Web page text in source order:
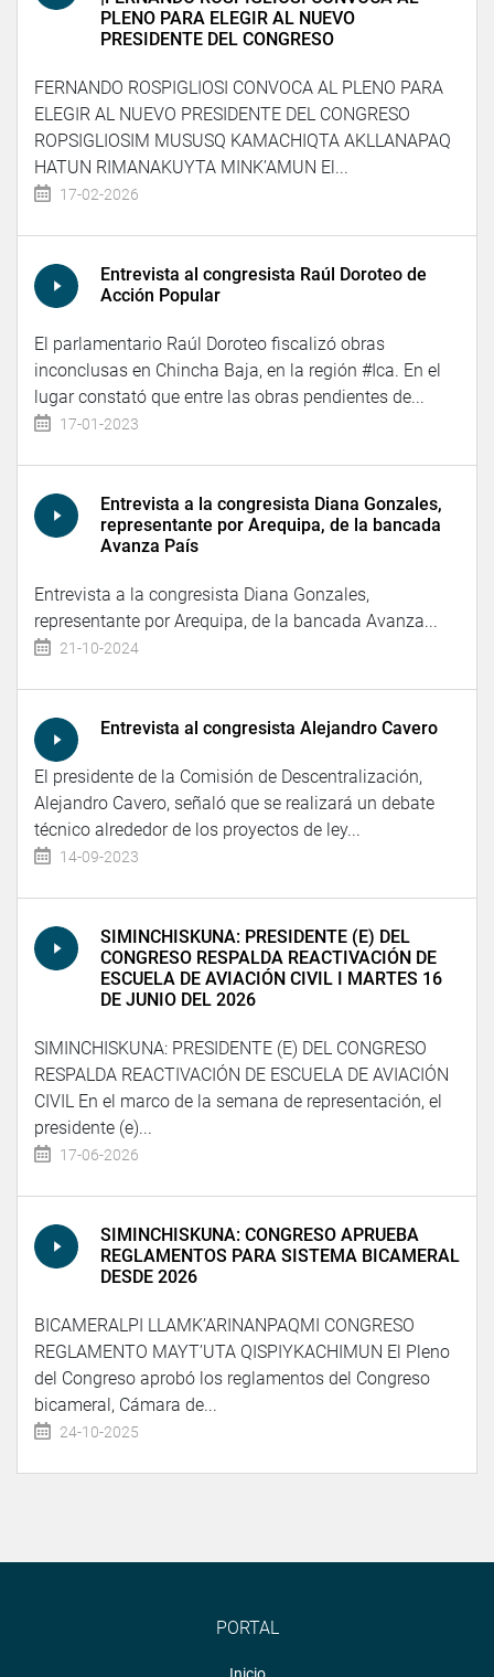
PLENO PARA ELEGIR AL NUEVO
PRESIDENTE DEL CONGRESO
FERNANDO ROSPIGLIOSI CONVOCA AL PLENO PARA
ELEGIR AL NUEVO PRESIDENTE DEL CONGRESO
ROPSIGLIOSIM MUSUSQ KAMACHIQTA AKLLANAPAQ
HATUN RIMANAKUYTA MINK’AMUN El...
17-02-2026
Entrevista al congresista Raúl Doroteo de
Acción Popular
El parlamentario Raúl Doroteo fiscalizó obras
inconclusas en Chincha Baja, en la región #Ica. En el
lugar constató que entre las obras pendientes de...
17-01-2023
Entrevista a la congresista Diana Gonzales,
representante por Arequipa, de la bancada
Avanza País
Entrevista a la congresista Diana Gonzales,
representante por Arequipa, de la bancada Avanza...
21-10-2024
Entrevista al congresista Alejandro Cavero
El presidente de la Comisión de Descentralización,
Alejandro Cavero, señaló que se realizará un debate
técnico alrededor de los proyectos de ley...
14-09-2023
SIMINCHISKUNA: PRESIDENTE (E) DEL
CONGRESO RESPALDA REACTIVACIÓN DE
ESCUELA DE AVIACIÓN CIVIL I MARTES 16
DE JUNIO DEL 2026
SIMINCHISKUNA: PRESIDENTE (E) DEL CONGRESO
RESPALDA REACTIVACIÓN DE ESCUELA DE AVIACIÓN
CIVIL En el marco de la semana de representación, el
presidente (e)...
17-06-2026
SIMINCHISKUNA: CONGRESO APRUEBA
REGLAMENTOS PARA SISTEMA BICAMERAL
DESDE 2026
BICAMERALPI LLAMK’ARINANPAQMI CONGRESO
REGLAMENTO MAYT’UTA QISPIYKACHIMUN El Pleno
del Congreso aprobó los reglamentos del Congreso
bicameral, Cámara de...
24-10-2025
PORTAL